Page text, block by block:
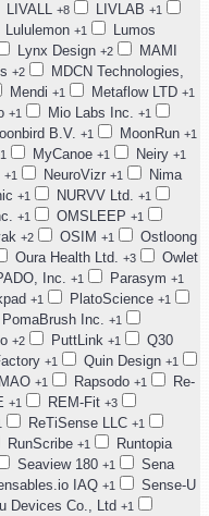
LIVALL +8 LIVLAB +1
Lululemon +1
Lumos
Lynx Design +2
MAMI
+2
MDCN Technologies,
Mendi +1 Metaflow LTD +1
+1 Mio Labs Inc. +1
B.V. +1 MoonRun +1
MyCanoe +1 Neiry +1
+1 NeuroVizr +1
Nima
+1 NURVV Ltd. +1
+1 OMSLEEP +1
+2 OSIM +1 Ostloong
Oura Health Ltd. +3
Owlet
Inc. +1 Parasym +1
+1 PlatoScience +1
PomaBrush Inc. +1
+2 PuttLink +1
Q30
+1 Quin Design +1
+1 Rapsodo +1
Re-
+1 REM-Fit +3
ReTiSense LLC +1
RunScribe +1
Runtopia
Seaview 180 +1
Sena
IAQ +1 Sense-U
Devices Co., Ltd +1